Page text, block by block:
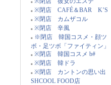
■
■ ※閉店 CAFÉ＆BAR K’S
■ ※閉店 カムザコル
■ ※閉店 辛風
■
※閉店 韓国コスメ・顔ツ
ボ・足ツボ「ファイティン」
■ ※閉店 韓国コスメ b#
■ ※閉店 韓ドラ
■ ※閉店 カントンの思い出
SHCOOL FOOD店